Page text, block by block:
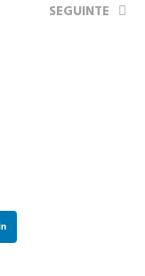
SEGUINTE